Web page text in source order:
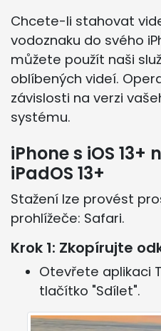
Chcete-li stahovat
vodoznaku do svého
můžete použít naši
oblíbených videí.
závislosti na verzi
systému.
iPhone s iOS 13+
iPadOS 13+
Stažení lze provést
prohlížeče: Safari.
Krok 1: Zkopírujte
Otevřete aplikaci
tlačítko "Sdílet".